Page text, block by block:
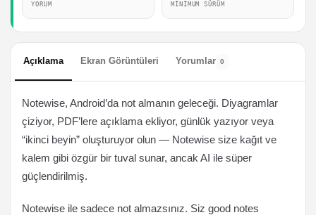
YORUM MINIMUM SÜRÜM
Açıklama Ekran Görüntüleri Yorumlar 0
Notewise, Android’da not almanın geleceği. Diyagramlar
çiziyor, PDF’lere açıklama ekliyor, günlük yazıyor veya
“ikinci beyin” oluşturuyor olun — Notewise size kağıt ve
kalem gibi özgür bir tuval sunar, ancak AI ile süper
güçlendirilmiş.
Notewise ile sadece not almazsınız. Siz good notes